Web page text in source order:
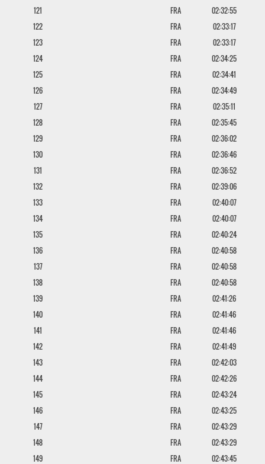
121
FRA
02:32:55
122
FRA
02:33:17
123
FRA
02:33:17
124
FRA
02:34:25
125
FRA
02:34:41
126
FRA
02:34:49
127
FRA
02:35:11
128
FRA
02:35:45
129
FRA
02:36:02
130
FRA
02:36:46
131
FRA
02:36:52
132
FRA
02:39:06
133
FRA
02:40:07
134
FRA
02:40:07
135
FRA
02:40:24
136
FRA
02:40:58
137
FRA
02:40:58
138
FRA
02:40:58
139
FRA
02:41:26
140
FRA
02:41:46
141
FRA
02:41:46
142
FRA
02:41:49
143
FRA
02:42:03
144
FRA
02:42:26
145
FRA
02:43:24
146
FRA
02:43:25
147
FRA
02:43:29
148
FRA
02:43:29
149
FRA
02:43:45